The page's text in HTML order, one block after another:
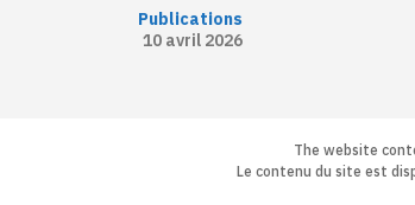
Publications
10 avril 2026
The website
Le contenu du site est